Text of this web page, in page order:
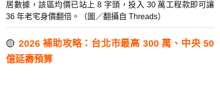
居數據，該區均價已站上 8 字頭，投入 30 萬工程款即可讓
36 年老宅身價翻倍。（圖／翻攝自 Threads）
🟡 2026 補助攻略：台北市最高 300 萬、中央 50
億延壽預算